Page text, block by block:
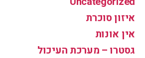
איזון סוכרת
אין אונות
גסטרו – מערכת העיכול